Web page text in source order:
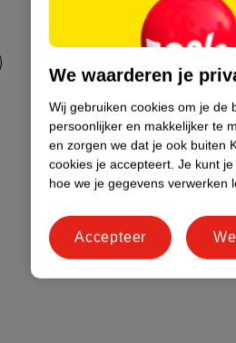
We waarderen je
Wij gebruiken cookies om je de
persoonlijker en makkelijker te
en zorgen we dat je ook buiten
cookies je accepteert. Je kunt
hoe we je gegevens verwerken
Accepteer